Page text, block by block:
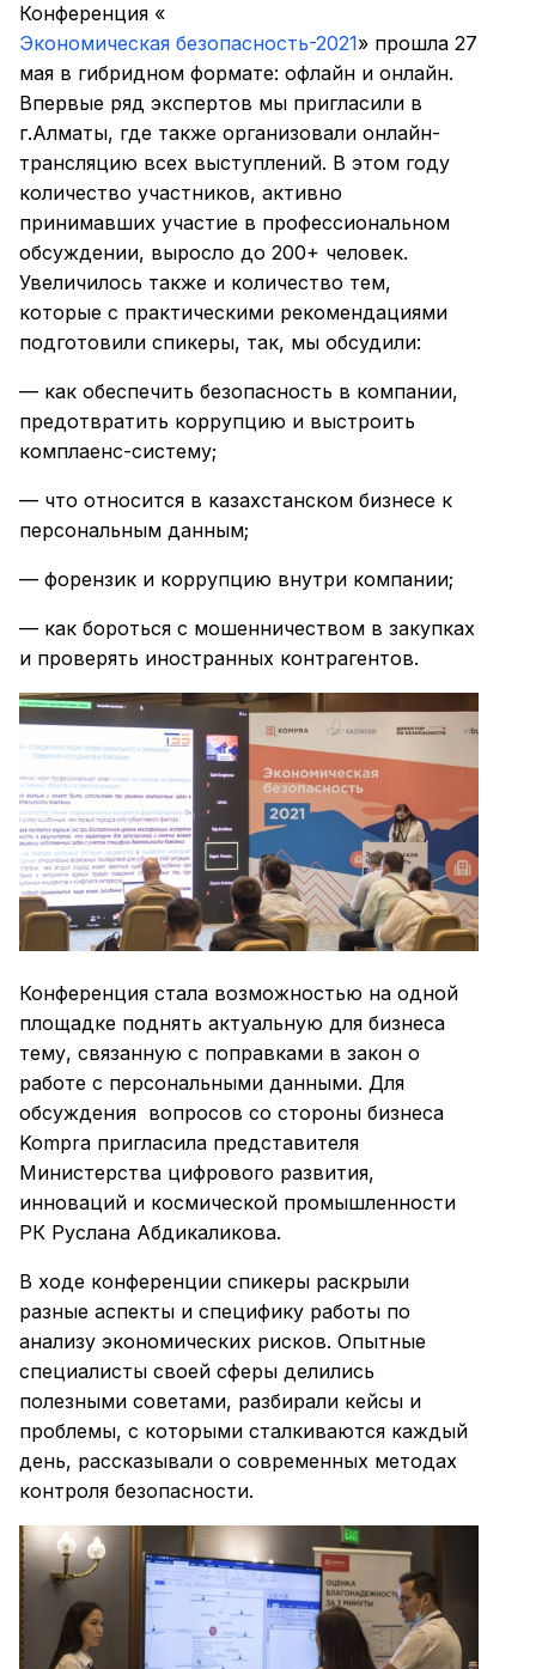
Конференция «
Экономическая безопасность-2021» прошла 27
мая в гибридном формате: офлайн и онлайн.
Впервые ряд экспертов мы пригласили в
г.Алматы, где также организовали онлайн-
трансляцию всех выступлений. В этом году
количество участников, активно
принимавших участие в профессиональном
обсуждении, выросло до 200+ человек.
Увеличилось также и количество тем,
которые с практическими рекомендациями
подготовили спикеры, так, мы обсудили:
— как обеспечить безопасность в компании,
предотвратить коррупцию и выстроить
комплаенс-систему;
— что относится в казахстанском бизнесе к
персональным данным;
— форензик и коррупцию внутри компании;
— как бороться с мошенничеством в закупках
и проверять иностранных контрагентов.
Конференция стала возможностью на одной
площадке поднять актуальную для бизнеса
тему, связанную с поправками в закон о
работе с персональными данными. Для
обсуждения вопросов со стороны бизнеса
Kompra пригласила представителя
Министерства цифрового развития,
инноваций и космической промышленности
РК Руслана Абдикаликова.
В ходе конференции спикеры раскрыли
разные аспекты и специфику работы по
анализу экономических рисков. Опытные
специалисты своей сферы делились
полезными советами, разбирали кейсы и
проблемы, с которыми сталкиваются каждый
день, рассказывали о современных методах
контроля безопасности.